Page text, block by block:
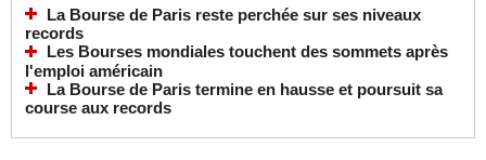
La Bourse de Paris reste perchée sur ses niveaux
records
Les Bourses mondiales touchent des sommets après
l'emploi américain
La Bourse de Paris termine en hausse et poursuit sa
course aux records